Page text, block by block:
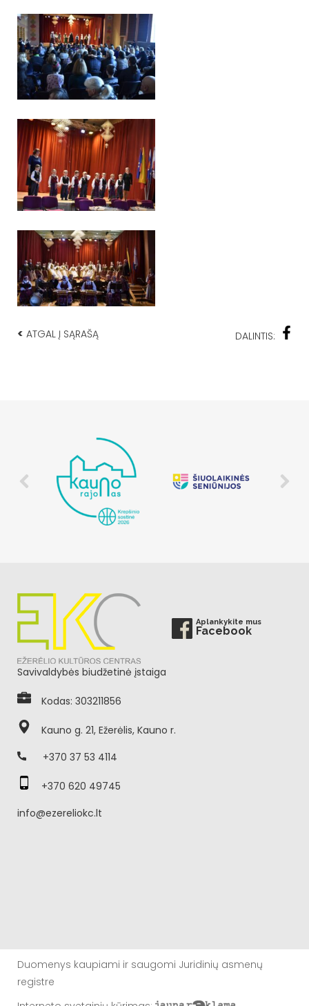
< ATGAL Į SĄRAŠĄ DALINTIS:
Aplankykite mus
Facebook
Savivaldybės biudžetinė įstaiga
Kodas: 303211856
Kauno g. 21, Ežerėlis, Kauno r.
+370 37 53 4114
+370 620 49745
info@ezereliokc.lt
Duomenys kaupiami ir saugomi Juridinių asmenų
registre